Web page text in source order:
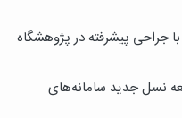
جراحی پیشرفته در پژوهشگاه
نسل جدید سامانه‌های